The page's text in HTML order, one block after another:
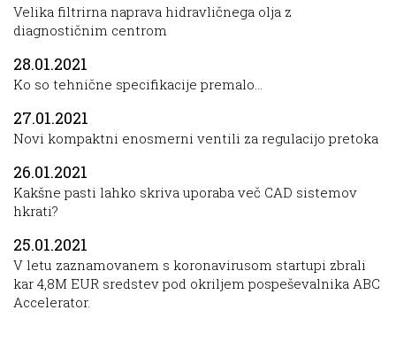
Velika filtrirna naprava hidravličnega olja z
diagnostičnim centrom
28.01.2021
Ko so tehnične specifikacije premalo...
27.01.2021
Novi kompaktni enosmerni ventili za regulacijo pretoka
26.01.2021
Kakšne pasti lahko skriva uporaba več CAD sistemov
hkrati?
25.01.2021
V letu zaznamovanem s koronavirusom startupi zbrali
kar 4,8M EUR sredstev pod okriljem pospeševalnika ABC
Accelerator.